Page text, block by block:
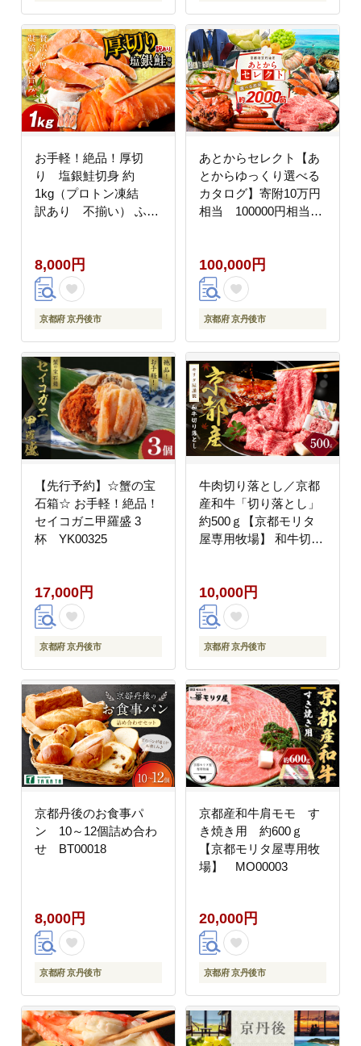
お手軽！絶品！厚切
り 塩銀鮭切身 約
1kg（プロトン凍結
訳あり 不揃い） ふる
8,000円
京都府 京丹後市
あとからセレクト【あ
とからゆっくり選べる
カタログ】寄附10万円
相当 100000円相当
100,000円
京都府 京丹後市
【先行予約】☆蟹の宝
石箱☆ お手軽！絶品！
セイコガニ甲羅盛 3
杯 YK00325
17,000円
京都府 京丹後市
牛肉切り落とし／京都
産和牛「切り落とし」
約500ｇ【京都モリタ
屋専用牧場】 和牛切り
り落とし肉 MO00001
10,000円
京都府 京丹後市
京都丹後のお食事パ
ン 10～12個詰め合わ
せ BT00018
8,000円
京都府 京丹後市
京都産和牛肩モモ す
き焼き用 約600ｇ
【京都モリタ屋専用牧
場】 MO00003
20,000円
京都府 京丹後市